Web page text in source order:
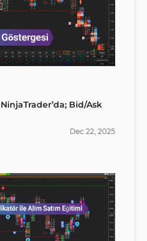
Bid/Ask
Dec 22, 2025